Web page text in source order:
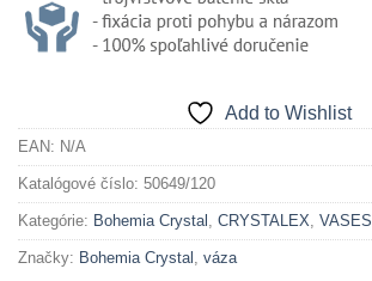
Add to Wishlist
EAN: N/A
Katalógové číslo: 50649/120
Kategórie: Bohemia Crystal CRYSTALEX VASES
Značky: Bohemia Crystal váza